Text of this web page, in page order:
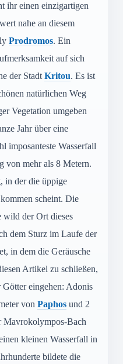
ihr einen einzigartigen
nahe an diesem
Prodromos. Ein
auf sich
der Stadt Kritou. Es ist
natürlichen Weg
Vegetation umgeben
Jahr über eine
imposanteste Wasserfall
von mehr als 8 Metern.
in der die üppige
scheint. Die
wild der Ort dieses
dem Sturz im Laufe der
in dem die Geräusche
Artikel zu schließen,
eingehen: Adonis
von Paphos und 2
Bach
kleinen Wasserfall in
bildete die